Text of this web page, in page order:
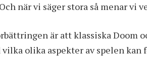
när vi säger stora så menar vi
är att klassiska Doom
vilka olika aspekter av spelen kan